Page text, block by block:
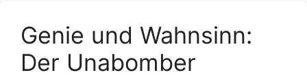
Genie und Wahnsinn:
Der Unabomber